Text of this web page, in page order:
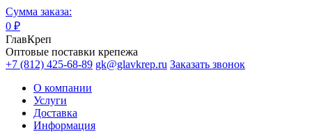
Сумма заказа:
0 ₽
ГлавКреп
Оптовые поставки крепежа
+7 (812) 425-68-89 gk@glavkrep.ru Заказать звонок
О компании
Услуги
Доставка
Информация